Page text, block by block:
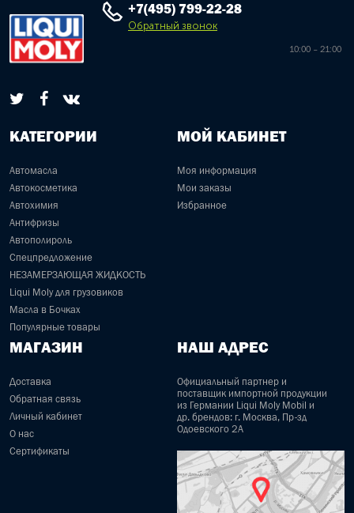
+7(495) 799-22-28
Обратный звонок
10:00 – 21:00
КАТЕГОРИИ
Автомасла
Автокосметика
Автохимия
Антифризы
Автополироль
Спецпредложение
НЕЗАМЕРЗАЮЩАЯ ЖИДКОСТЬ
Liqui Moly для грузовиков
Масла в Бочках
Популярные товары
МОЙ КАБИНЕТ
Моя информация
Мои заказы
Избранное
МАГАЗИН
Доставка
Обратная связь
Личный кабинет
О нас
Сертификаты
НАШ АДРЕС
Официальный партнер и
поставщик импортной продукции
из Германии Liqui Moly Mobil и
др. брендов: г. Москва, Пр-зд
Одоевского 2А